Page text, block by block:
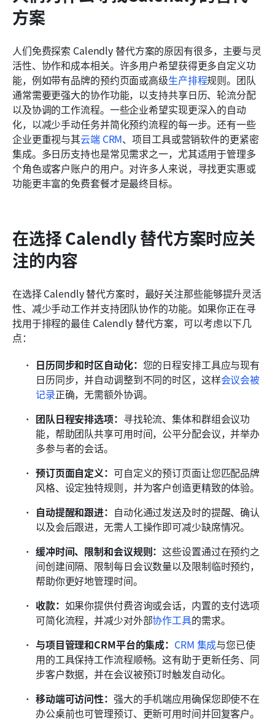
方案
人们免费探索 Calendly 替代方案的原因有很多，主要与灵
活性、协作和成本相关。许多用户希望获得更多自定义功
能，例如带有品牌的预约页面或高级生产排程规则。团队
通常需要更强大的协作功能，以支持共享日历、轮流分配
以及协调的工作流程。一些企业希望实现更深入的自动
化，以减少手动任务并简化预约流程的每一步。还有一些
企业更重视与其云端 CRM、项目工具或营销软件的更紧密
集成。多日历支持也是常见需求之一，尤其适用于管理多
个角色或客户账户的用户。对许多人来说，寻找更实惠或
功能更丰富的免费套餐才是最终目标。
在选择 Calendly 替代方案时应关
注的内容
在选择 Calendly 替代方案时，最好关注那些能够提升灵活
性、减少手动工作并支持团队协作的功能。如果你正在寻
找用于排程的最佳 Calendly 替代方案，可以考虑以下几
点：
日历同步和时区自动化： 您的日程安排工具应与现有
日历同步，并自动调整到不同的时区，这样会议会被
记录正确，无需额外协调。
团队日程安排选项： 寻找轮流、集体和群组会议功
能，帮助团队共享可用时间，公平分配会议，并举办
多参与者的会话。
预订页面自定义： 可自定义的预订页面让您匹配品牌
风格、设定独特规则，并为客户创造更精致的体验。
自动提醒和跟进： 自动化通过发送及时的提醒、确认
以及会后跟进，无需人工操作即可减少缺席情况。
缓冲时间、限制和会议规则：这些设置通过在预约之
间创建间隔、限制每日会议数量以及限制临时预约，
帮助你更好地管理时间。
收款： 如果你提供付费咨询或会话，内置的支付选项
可简化流程，并减少对外部协作工具的需求。
与项目管理和CRM平台的集成： CRM 集成与您已使
用的工具保持工作流程顺畅。这有助于更新任务、同
步客户数据，并在会议被预订时触发自动化。
移动端可访问性： 强大的手机端应用确保您即使不在
办公桌前也可管理预订、更新可用时间并回复客户。